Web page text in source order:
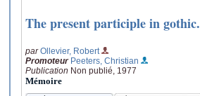
The present participle in gothic.
parOllevier, Robert
Promoteur Peeters, Christian
Publication Non publié, 1977
Mémoire